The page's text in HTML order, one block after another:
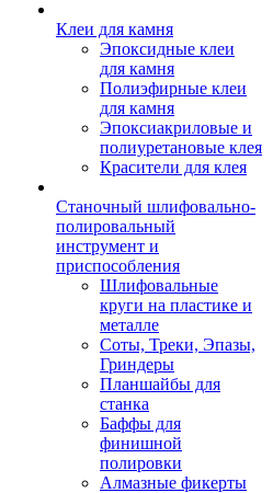
Клеи для камня
Эпоксидные клеи
для камня
Полиэфирные клеи
для камня
Эпоксиакриловые и
полиуретановые клея
Красители для клея
Станочный шлифовально-
полировальный
инструмент и
приспособления
Шлифовальные
круги на пластике и
металле
Соты, Треки, Эпазы,
Гриндеры
Планшайбы для
станка
Баффы для
финишной
полировки
Алмазные фикерты